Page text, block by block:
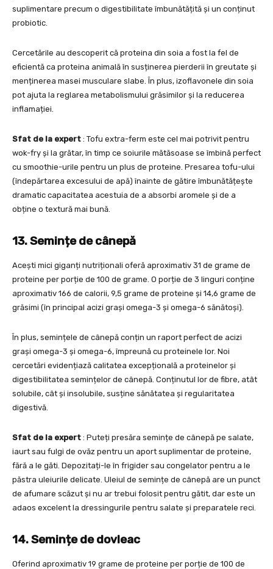
suplimentare precum o digestibilitate îmbunătățită și un conținut
probiotic.
Cercetările au descoperit că proteina din soia a fost la fel de
eficientă ca proteina animală în susținerea pierderii în greutate și
menținerea masei musculare slabe. În plus, izoflavonele din soia
pot ajuta la reglarea metabolismului grăsimilor și la reducerea
inflamației.
Sfat de la expert : Tofu extra-ferm este cel mai potrivit pentru
wok-fry și la grătar, în timp ce soiurile mătăsoase se îmbină perfect
cu smoothie-urile pentru un plus de proteine. Presarea tofu-ului
(îndepărtarea excesului de apă) înainte de gătire îmbunătățește
dramatic capacitatea acestuia de a absorbi aromele și de a
obține o textură mai bună.
13. Semințe de cânepă
Acești mici giganți nutriționali oferă aproximativ 31 de grame de
proteine per porție de 100 de grame. O porție de 3 linguri conține
aproximativ 166 de calorii, 9,5 grame de proteine și 14,6 grame de
grăsimi (în principal acizi grași omega-3 și omega-6 sănătoși).
În plus, semințele de cânepă conțin un raport perfect de acizi
grași omega-3 și omega-6, împreună cu proteinele lor. Noi
cercetări evidențiază calitatea excepțională a proteinelor și
digestibilitatea semințelor de cânepă. Conținutul lor de fibre, atât
solubile, cât și insolubile, susține sănătatea și regularitatea
digestivă.
Sfat de la expert : Puteți presăra semințe de cânepă pe salate,
iaurt sau fulgi de ovăz pentru un aport suplimentar de proteine,
fără a le găti. Depozitați-le în frigider sau congelator pentru a le
păstra uleiurile delicate. Uleiul de semințe de cânepă are un punct
de afumare scăzut și nu ar trebui folosit pentru gătit, dar este un
adaos excelent la dressingurile pentru salate și preparatele reci.
14. Semințe de dovleac
Oferind aproximativ 19 grame de proteine per porție de 100 de